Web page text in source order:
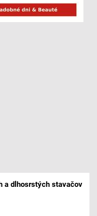
a dlhosrstých stavačov